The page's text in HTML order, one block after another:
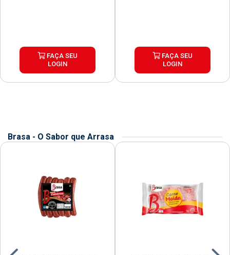
FAÇA SEU
LOGIN
FAÇA SEU
LOGIN
Brasa - O Sabor que Arrasa